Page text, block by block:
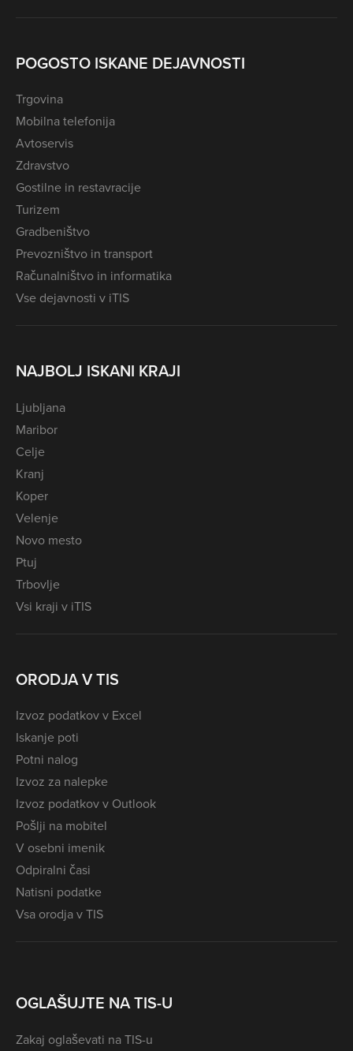
POGOSTO ISKANE DEJAVNOSTI
Trgovina
Mobilna telefonija
Avtoservis
Zdravstvo
Gostilne in restavracije
Turizem
Gradbeništvo
Prevozništvo in transport
Računalništvo in informatika
Vse dejavnosti v iTIS
NAJBOLJ ISKANI KRAJI
Ljubljana
Maribor
Celje
Kranj
Koper
Velenje
Novo mesto
Ptuj
Trbovlje
Vsi kraji v iTIS
ORODJA V TIS
Izvoz podatkov v Excel
Iskanje poti
Potni nalog
Izvoz za nalepke
Izvoz podatkov v Outlook
Pošlji na mobitel
V osebni imenik
Odpiralni časi
Natisni podatke
Vsa orodja v TIS
OGLAŠUJTE NA TIS-U
Zakaj oglaševati na TIS-u